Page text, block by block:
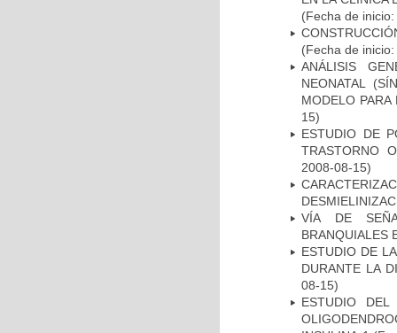
(Fecha de
(Fecha de
ANÁLISIS
NEONATAL
MODELO
15)
ESTUDIO DE
TRASTORNO
2008-08-15)
VÍA DE
BRANQUIALES
ESTUDIO DE
DURANTE LA
08-15)
ESTUDIO